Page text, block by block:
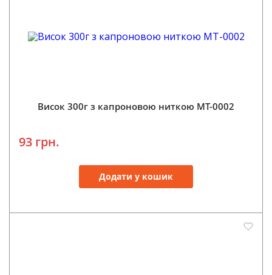
Висок 300г з капроновою ниткою МТ-0002
93 грн.
Додати у кошик